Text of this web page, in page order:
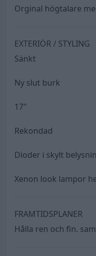
Orginal högtalare
EXTERIÖR / STYLING
Sänkt
Ny slut burk
17"
Rekondad
Dioder i skylt
Xenon look lampor
FRAMTIDSPLANER
Hålla ren och fin.